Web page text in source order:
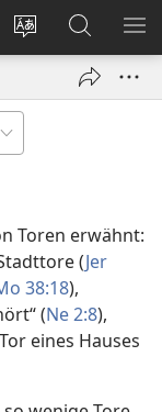
Websitesprache
ändern
Anmelden
(öffnet
Suche
Toren erwähnt:
(Jer
38:18),
(Ne 2:8),
eines Hauses